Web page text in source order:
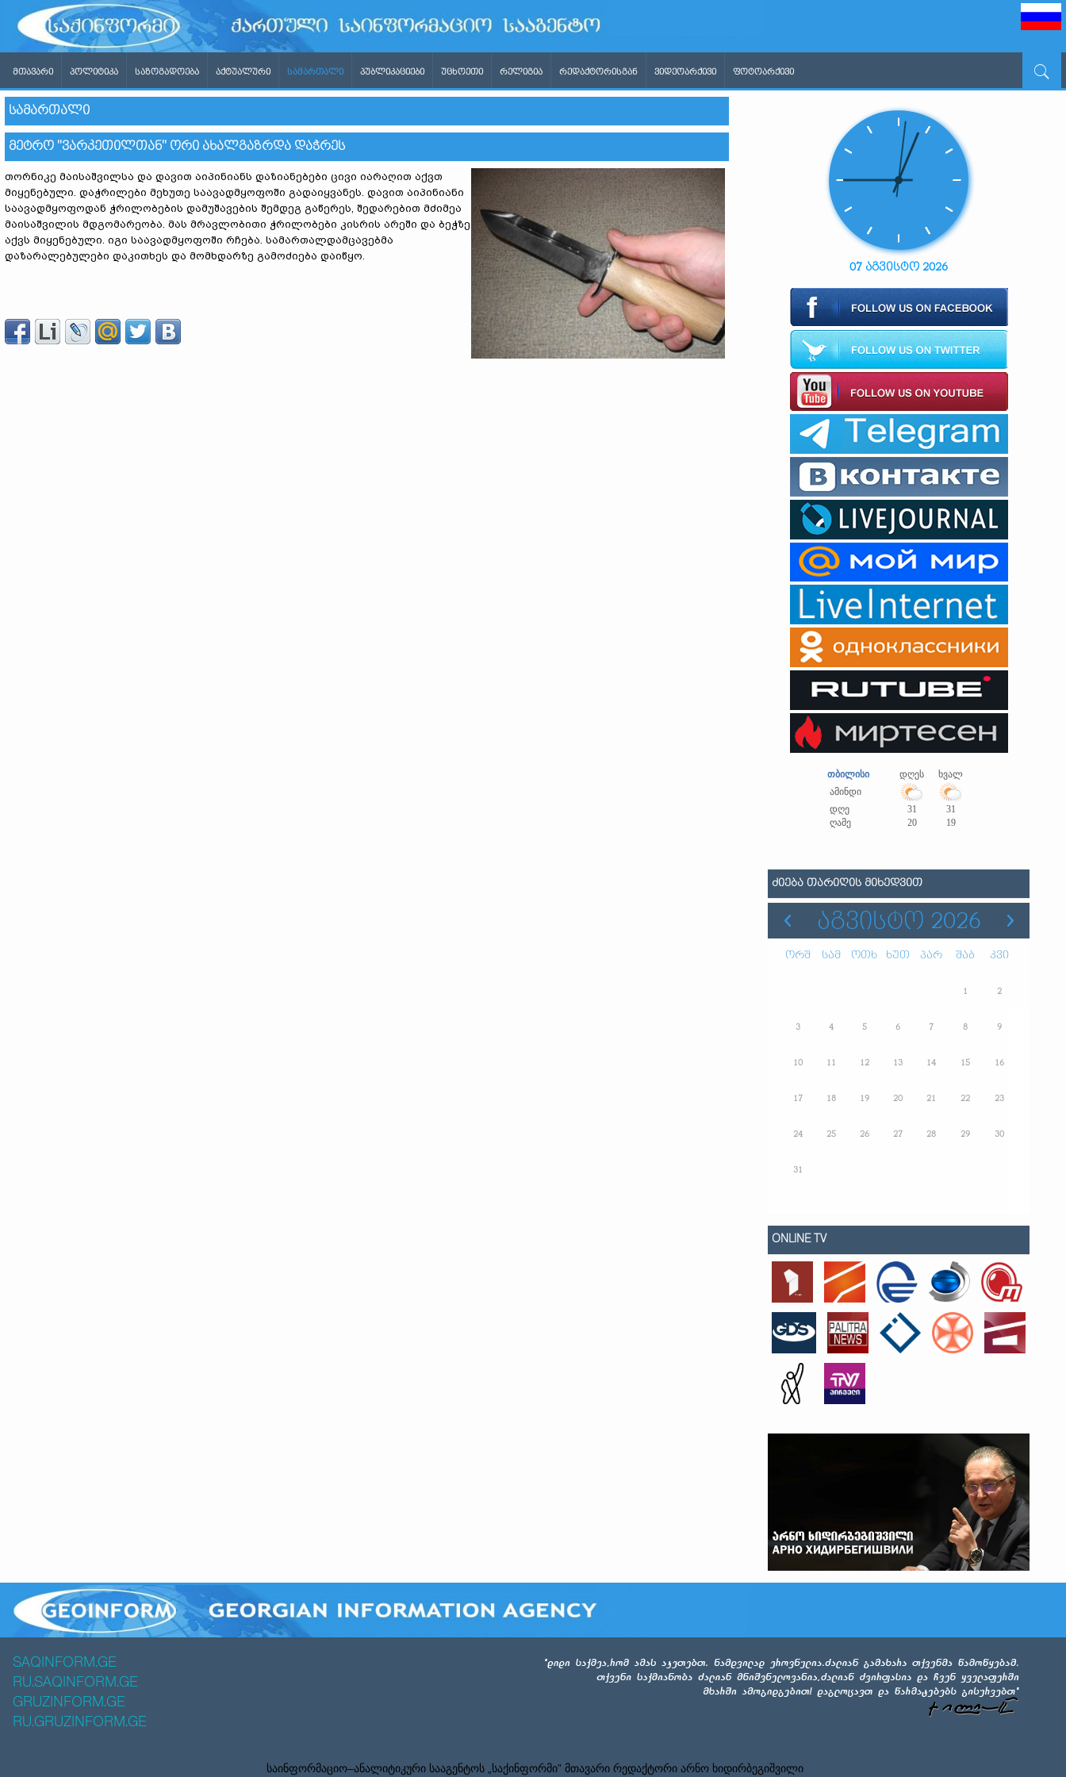
ᲛᲗᲐᲕᲐᲠᲘ ᲞᲝᲚᲘᲢᲘᲙᲐ ᲡᲐᲖᲝᲒᲐᲓᲝᲔᲑᲐ ᲐᲥᲢᲣᲐᲚᲣᲠᲘ ᲡᲐᲛᲐᲠᲗᲐᲚᲘ ᲞᲣᲑᲚᲘᲙᲐᲪᲘᲔᲑᲘ ᲣᲪᲮᲝᲔᲗᲘ ᲠᲔᲚᲘᲒᲘᲐ ᲠᲔᲓᲐᲥᲢᲝᲠᲘᲡᲒᲐᲜ ᲕᲘᲓᲔᲝᲐᲠᲥᲘᲕᲘ ᲤᲝᲢᲝᲐᲠᲥᲘᲕᲘ
ᲡᲐᲛᲐᲠᲗᲐᲚᲘ
ᲛᲔᲢᲠᲝ ''ᲕᲐᲠᲙᲔᲗᲘᲚᲗᲐᲜ'' ᲝᲠᲘ ᲐᲮᲐᲚᲒᲐᲖᲠᲓᲐ ᲓᲐᲭᲠᲔᲡ
თორნიკე მაისაშვილსა და დავით აიპინიანს დაზიანებები ცივი იარაღით აქვთ
მიყენებული. დაჭრილები მეხუთე საავადმყოფოში გადაიყვანეს. დავით აიპინიანი
საავადმყოფოდან ჭრილობების დამუშავების შემდეგ გაწერეს, შედარებით მძიმეა
მაისაშვილის მდგომარეობა. მას მრავლობითი ჭრილობები კისრის არეში და ბეჭზე
აქვს მიყენებული. იგი საავადმყოფოში რჩება. სამართალდამცავებმა
დაზარალებულები დაკითხეს და მომხდარზე გამოძიება დაიწყო.
07 აგვისტო 2026
თბილისი დღეს
ხვალ
ამინდი
დღე
31
31
ღამე
20 19
ᲫᲘᲔᲑᲐ ᲗᲐᲠᲘᲦᲘᲡ ᲛᲘᲮᲔᲓᲕᲘᲗ
ᲐᲒᲕᲘᲡᲢᲝ 2026
ორშ სამ ოთხ ხუთ პარ შაბ კვი
1 2
3 4 5 6 7 8 9
10 11 12 13 14 15 16
17 18 19 20 21 22 23
24 25 26 27 28 29 30
31
ONLINE TV
SAQINFORM.GE
RU.SAQINFORM.GE
GRUZINFORM.GE
RU.GRUZINFORM.GE
საინფორმაციო–ანალიტიკური სააგენტოს „საქინფორმი” მთავარი რედაქტორი არნო ხიდირბეგიშვილი